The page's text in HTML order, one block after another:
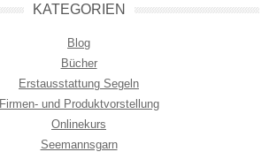
KATEGORIEN
Blog
Bücher
Erstausstattung Segeln
Firmen- und Produktvorstellung
Onlinekurs
Seemannsgarn